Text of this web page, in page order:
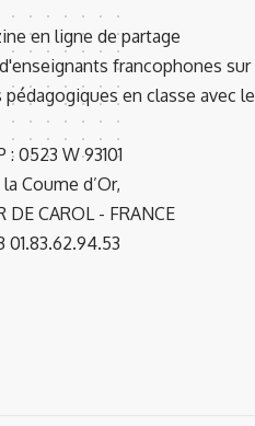
en ligne de partage
francophones sur
en classe avec le
: 0523 W 93101
Coume d’Or,
DE CAROL - FRANCE
01.83.62.94.53